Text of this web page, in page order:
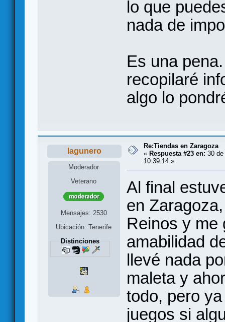
lo que
nada de
Es una
recopilaré
algo lo
lagunero
Moderador
Veterano
Mensajes: 2530
Ubicación: Tenerife
Distinciones
Re:Tiendas en Zaragoza
« Respuesta #23 en: 30
10:39:14 »
Al final
en
Reinos y me
amabilidad
llevé nada
maleta y
todo, pero
juegos si